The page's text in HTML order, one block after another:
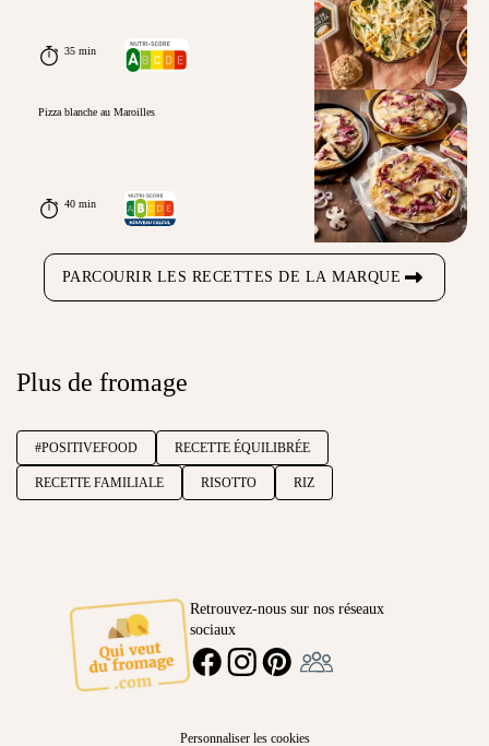
35 min
Pizza blanche au Maroilles
40 min
PARCOURIR LES RECETTES DE LA MARQUE
Plus de fromage
#POSITIVEFOOD RECETTE ÉQUILIBRÉE
RECETTE FAMILIALE RISOTTO RIZ
Retrouvez-nous sur nos réseaux
sociaux
FACEBOOKINSTAGRAMPINTEREST
Personnaliser les cookies